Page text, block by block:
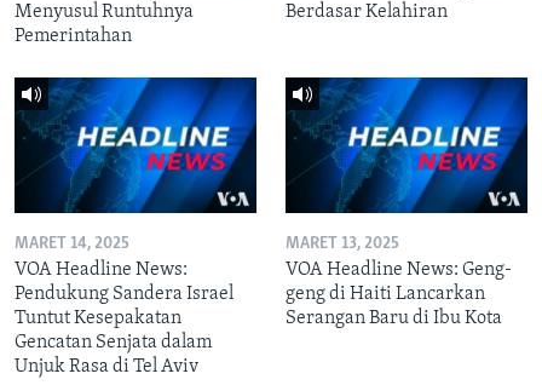
Menyusul Runtuhnya
Pemerintahan
Berdasar Kelahiran
MARET 14, 2025
VOA Headline News:
Pendukung Sandera Israel
Tuntut Kesepakatan
Gencatan Senjata dalam
Unjuk Rasa di Tel Aviv
MARET 13, 2025
VOA Headline News: Geng-
geng di Haiti Lancarkan
Serangan Baru di Ibu Kota